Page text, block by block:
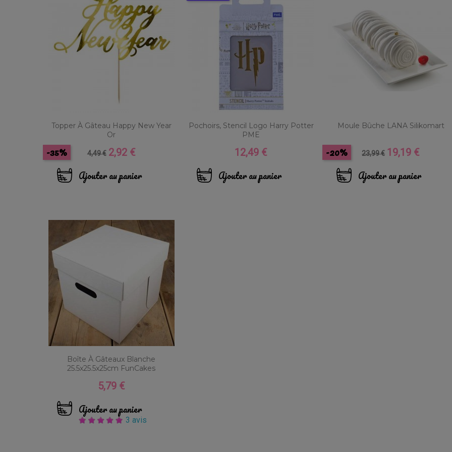
Topper À Gâteau Happy New Year
Or
Prix
base
4,49 €
-35% Prix
2,92 €
Ajouter au panier
Pochoirs, Stencil Logo Harry Potter
PME
Prix
12,49 €
Ajouter au panier
Moule Bûche LANA Silikomart
Prix
base
23,99 €
-20% Prix
19,19 €
Ajouter au panier
Boîte À Gâteaux Blanche
25.5x25.5x25cm FunCakes
Prix
5,79 €
Ajouter au panier
3 avis